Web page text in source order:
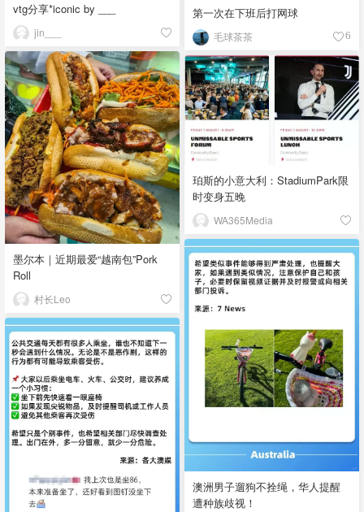
第一次在下班后打网球
毛球茶茶 6
vtg分享*iconic by ___
jin___
墨尔本｜近期最爱“越南包”Pork
Roll
村长Leo
珀斯的小意大利：StadiumPark限
时变身五晚
WA365Media
澳洲男子遛狗不拴绳，华人提醒
遭种族歧视！